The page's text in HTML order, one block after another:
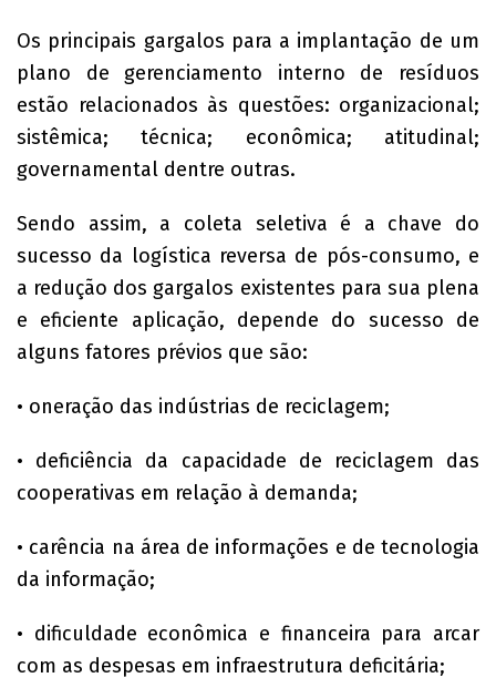
Os principais gargalos para a implantação de um
plano de gerenciamento interno de resíduos
estão relacionados às questões: organizacional;
sistêmica; técnica; econômica; atitudinal;
governamental dentre outras.
Sendo assim, a coleta seletiva é a chave do
sucesso da logística reversa de pós-consumo, e
a redução dos gargalos existentes para sua plena
e eficiente aplicação, depende do sucesso de
alguns fatores prévios que são:
• oneração das indústrias de reciclagem;
• deficiência da capacidade de reciclagem das
cooperativas em relação à demanda;
• carência na área de informações e de tecnologia
da informação;
• dificuldade econômica e financeira para arcar
com as despesas em infraestrutura deficitária;